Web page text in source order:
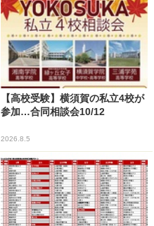
【高校受験】横須賀の私立4校が
参加…合同相談会10/12
2026.8.5